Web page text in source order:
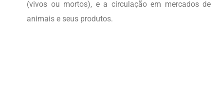
(vivos ou mortos), e a circulação em mercados de
animais e seus produtos.